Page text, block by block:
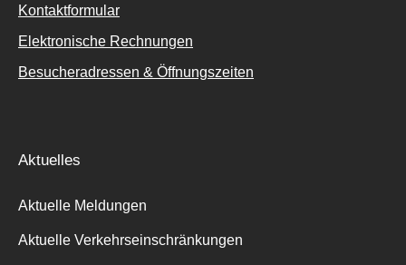
Kontaktformular
Elektronische Rechnungen
Besucheradressen & Öffnungszeiten
Aktuelles
Aktuelle Meldungen
Aktuelle Verkehrseinschränkungen